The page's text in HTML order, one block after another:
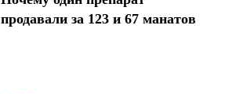
продавали за 123 и 67 манатов